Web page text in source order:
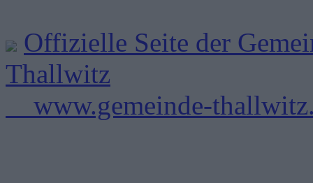
Offizielle Seite der
Thallwitz
www.gemeinde-